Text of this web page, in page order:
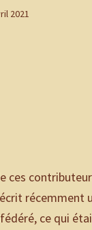
2021
ces
écrit
ce qui